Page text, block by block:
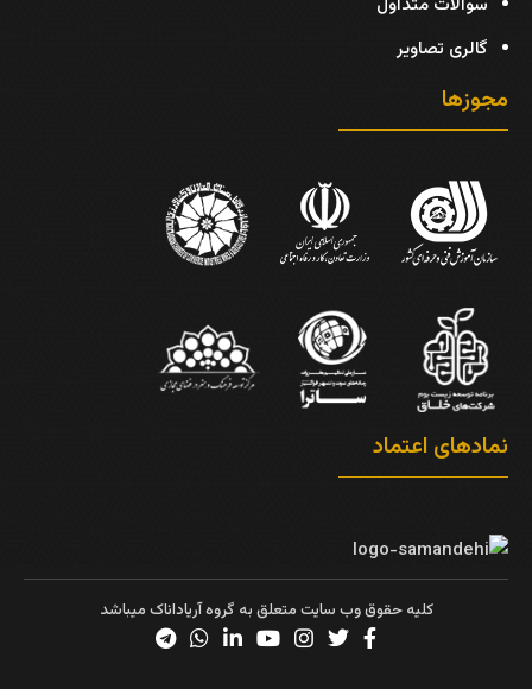
سوالات متداول
گالری تصاویر
مجوزها
نمادهای اعتماد
کلیه حقوق وب سایت متعلق به گروه آریاداناک میباشد